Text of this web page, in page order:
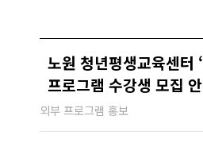
노원 청년평생교육센터
프로그램 수강생 모집
외부 프로그램 홍보